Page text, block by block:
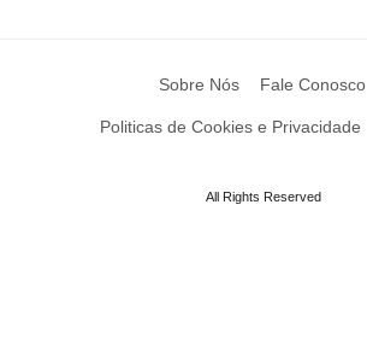
Sobre Nós Fale Conosco
Politicas de Cookies e Privacidade
All Rights Reserved